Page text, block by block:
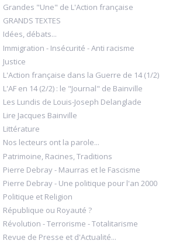
Grandes "Une" de L'Action française
GRANDS TEXTES
Idées, débats...
Immigration - Insécurité - Anti racisme
Justice
L'Action française dans la Guerre de 14 (1/2)
L'AF en 14 (2/2) : le "Journal" de Bainville
Les Lundis de Louis-Joseph Delanglade
Lire Jacques Bainville
Littérature
Nos lecteurs ont la parole...
Patrimoine, Racines, Traditions
Pierre Debray - Maurras et le Fascisme
Pierre Debray - Une politique pour l'an 2000
Politique et Religion
République ou Royauté ?
Révolution - Terrorisme - Totalitarisme
Revue de Presse et d'Actualité...